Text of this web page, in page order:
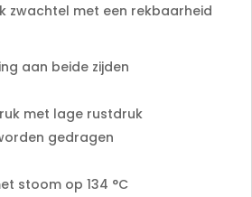
zwachtel met een rekbaarheid
aan beide zijden
met lage rustdruk
gedragen
stoom op 134 °C